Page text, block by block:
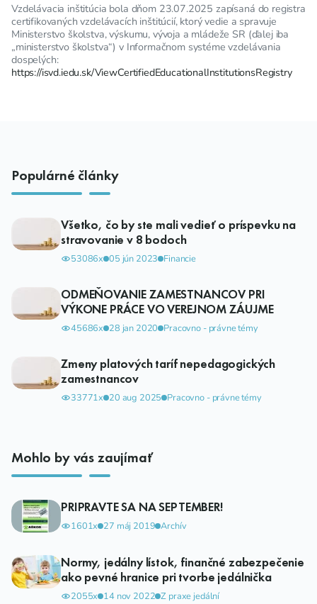
Vzdelávacia inštitúcia bola dňom 23.07.2025 zapísaná do registra
certifikovaných vzdelávacích inštitúcií, ktorý vedie a spravuje
Ministerstvo školstva, výskumu, vývoja a mládeže SR (ďalej iba
„ministerstvo školstva“) v Informačnom systéme vzdelávania
dospelých:
https://isvd.iedu.sk/ViewCertifiedEducationalInstitutionsRegistry
Populárné články
Všetko, čo by ste mali vedieť o príspevku na
stravovanie v 8 bodoch
53086x 05 jún 2023 Financie
ODMEŇOVANIE ZAMESTNANCOV PRI
VÝKONE PRÁCE VO VEREJNOM ZÁUJME
45686x 28 jan 2020 Pracovno - právne témy
Zmeny platových taríf nepedagogických
zamestnancov
33771x 20 aug 2025 Pracovno - právne témy
Mohlo by vás zaujímať
PRIPRAVTE SA NA SEPTEMBER!
1601x 27 máj 2019 Archív
Normy, jedálny lístok, finančné zabezpečenie
ako pevné hranice pri tvorbe jedálnička
2055x 14 nov 2022 Z praxe jedální